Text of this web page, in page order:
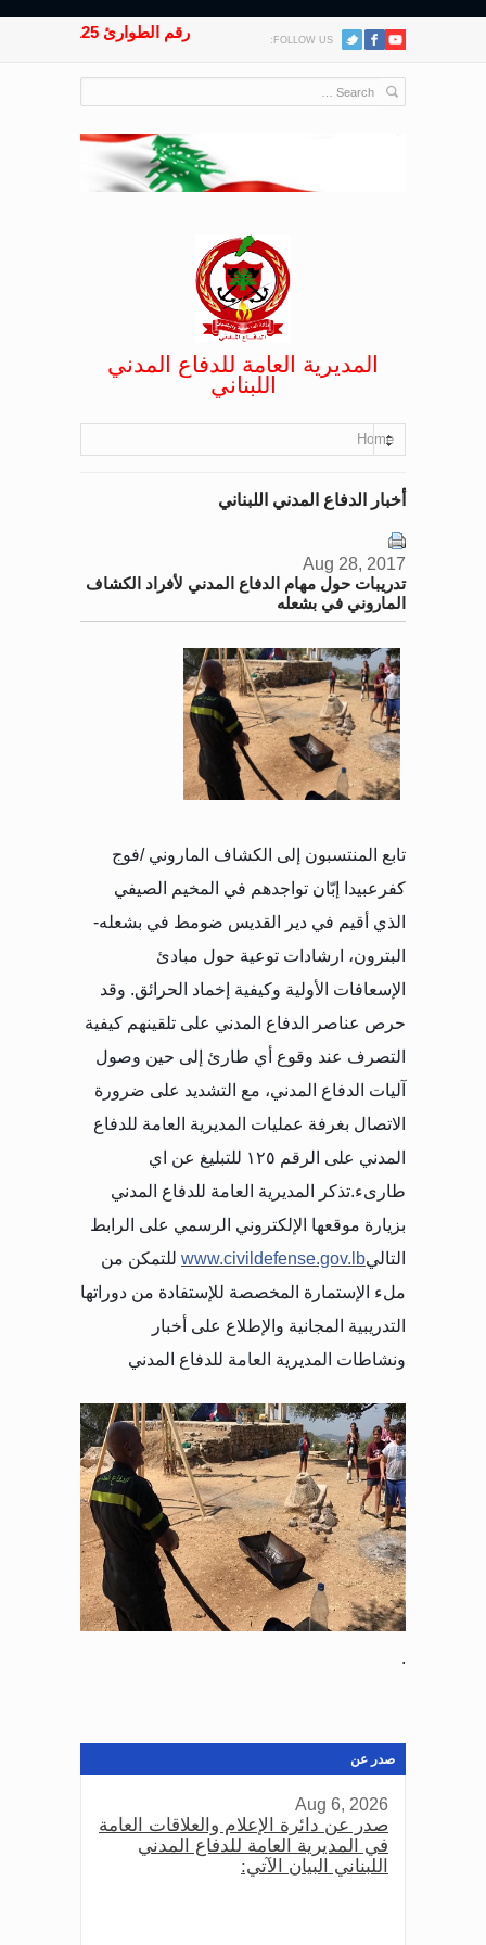
FOLLOW US: رقم الطوارئ 125
المديرية العامة للدفاع المدني
اللبناني
Home
أخبار الدفاع المدني اللبناني
Aug 28, 2017
تدريبات حول مهام الدفاع المدني لأفراد الكشاف
الماروني في بشعله
تابع المنتسبون إلى الكشاف الماروني /فوج
كفرعبيدا إبّان تواجدهم في المخيم الصيفي
الذي أقيم في دير القديس ضومط في بشعله-
البترون، ارشادات توعية حول مبادئ
الإسعافات الأولية وكيفية إخماد الحرائق. وقد
حرص عناصر الدفاع المدني على تلقينهم كيفية
التصرف عند وقوع أي طارئ إلى حين وصول
آليات الدفاع المدني، مع التشديد على ضرورة
الاتصال بغرفة عمليات المديرية العامة للدفاع
المدني على الرقم ١٢٥ للتبليغ عن اي
طارىء.تذكر المديرية العامة للدفاع المدني
بزيارة موقعها الإلكتروني الرسمي على الرابط
التاليwww.civildefense.gov.lb للتمكن من
ملء الإستمارة المخصصة للإستفادة من دوراتها
التدريبية المجانية والإطلاع على أخبار
ونشاطات المديرية العامة للدفاع المدني
.
صدر عن
Aug 6, 2026
صدر عن دائرة الإعلام والعلاقات العامة
في المديرية العامة للدفاع المدني
اللبناني البيان الآتي: